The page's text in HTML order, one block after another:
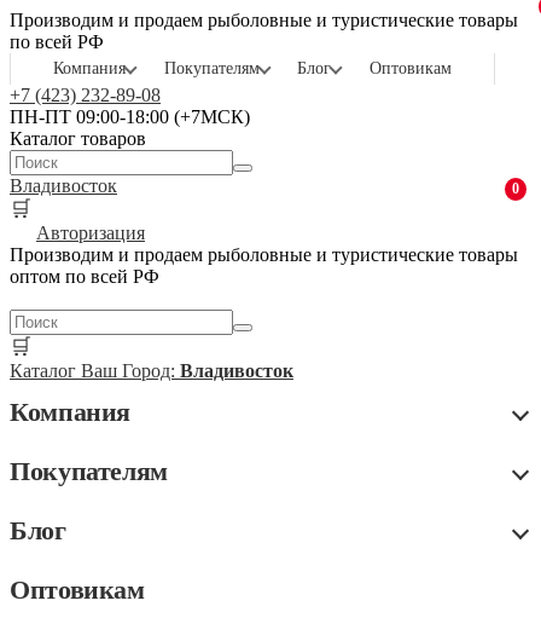
Производим и продаем рыболовные и туристические товары
по всей РФ
Компания Покупателям Блог Оптовикам
+7 (423) 232-89-08
ПН-ПТ 09:00-18:00 (+7МСК)
Каталог товаров
Владивосток
🛒
0
Авторизация
Производим и продаем рыболовные и туристические товары
оптом по всей РФ
🛒
Каталог Ваш Город: Владивосток
Компания
Покупателям
Блог
Оптовикам